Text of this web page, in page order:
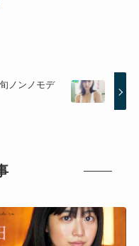
ノンノモデ